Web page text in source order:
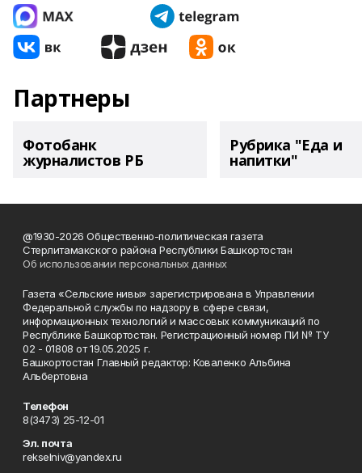
Партнеры
Фотобанк
журналистов РБ
Рубрика "Еда и
напитки"
@1930-2026 Общественно-политическая газета
Стерлитамакского района Республики Башкортостан
Об использовании персональных данных
Газета «Сельские нивы» зарегистрирована в Управлении
Федеральной службы по надзору в сфере связи,
информационных технологий и массовых коммуникаций по
Республике Башкортостан. Регистрационный номер ПИ № ТУ
02 - 01808 от 19.05.2025 г.
Башкортостан Главный редактор: Коваленко Альбина
Альбертовна
Телефон
8(3473) 25-12-01
Эл. почта
rekselniv@yandex.ru